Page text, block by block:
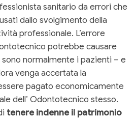
sanitario da errori che
dallo svolgimento della
professionale. L’errore
potrebbe causare
normalmente i pazienti – e
venga accertata la
pagato economicamente
dell’ Odontotecnico stesso.
tenere indenne il patrimonio